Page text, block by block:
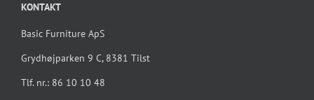
KONTAKT
Basic Furniture ApS
Grydhøjparken 9 C, 8381 Tilst
Tlf. nr.: 86 10 10 48